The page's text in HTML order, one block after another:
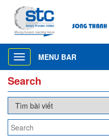
Toggle
navigation
MENU BAR
Search